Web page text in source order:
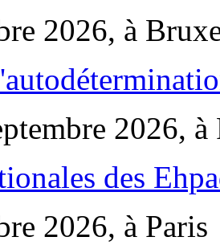
2026, à
2026, à
des
2026, à Paris